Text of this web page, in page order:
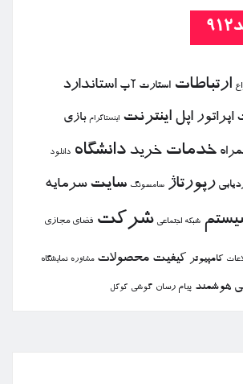
ارتباطات استارت آپ استاندارد
اپراتور اپل اینترنت اینستاگرام بازی
خدمات خرید دانشگاه دانلود
رپورتاژ سامسونگ سایت سرمایه
شبكه اجتماعی شركت فضای مجازی
كامپیوتر كیفیت محصولات مشاوره نمایشگاه
هوشمند پیام رسان گوشی گوگل